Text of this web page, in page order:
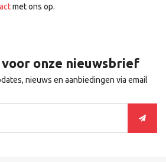
met ons op.
voor onze nieuwsbrief
nieuws en aanbiedingen via email